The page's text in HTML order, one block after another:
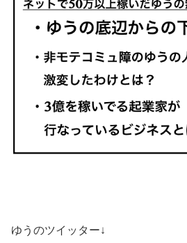
ゆうのツイッター↓